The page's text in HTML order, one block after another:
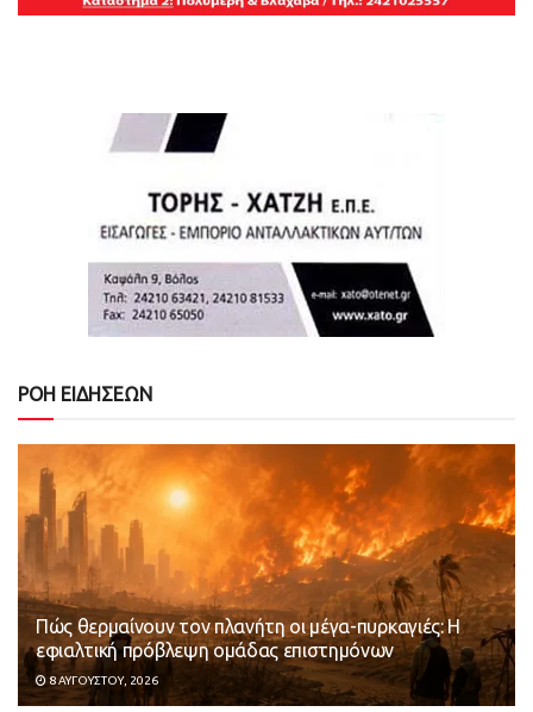
ΡΟΗ ΕΙΔΗΣΕΩΝ
Πώς θερμαίνουν τον πλανήτη οι μέγα-πυρκαγιές: Η
εφιαλτική πρόβλεψη ομάδας επιστημόνων
8 ΑΥΓΟΎΣΤΟΥ, 2026